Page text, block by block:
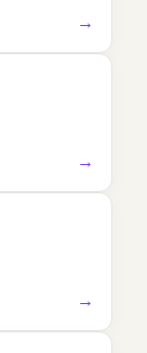
→
→
→